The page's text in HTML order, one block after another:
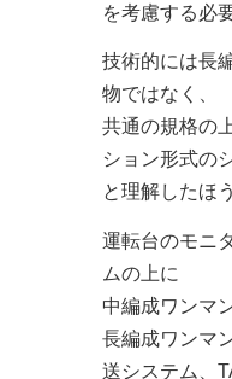
を考慮する必
技術的には長
物ではなく、
共通の規格の
ション形式の
と理解したほ
運転台のモニ
ムの上に
中編成ワンマ
長編成ワンマ
送システム、